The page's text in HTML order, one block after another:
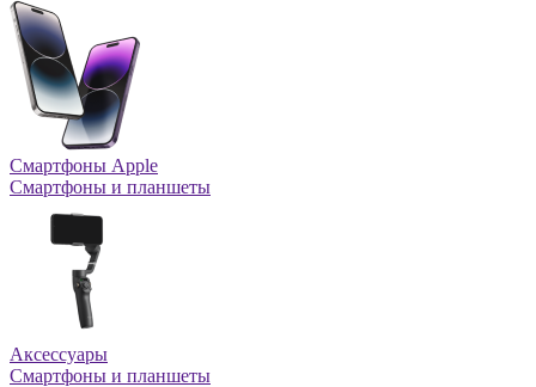
Смартфоны Apple
Смартфоны и планшеты
Аксессуары
Смартфоны и планшеты